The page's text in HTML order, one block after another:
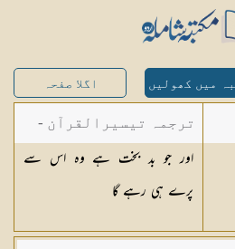
میں کھولیں اگلا صفحہ
ترجمہ تیسیرالقرآن -
مولانا عبد الرحمن
کیلانی
اور جو بد بخت ہے وہ اس سے
پرے ہی رہے گا